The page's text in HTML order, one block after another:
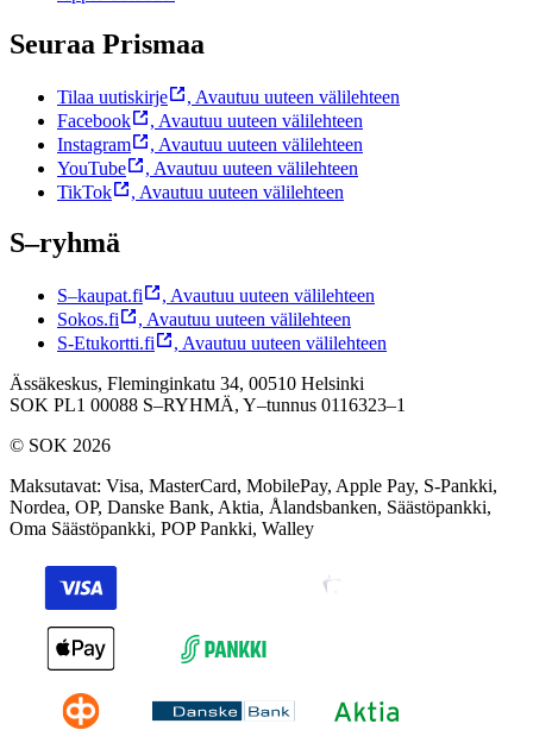
Seuraa Prismaa
Tilaa uutiskirje , Avautuu uuteen välilehteen
Facebook
, Avautuu uuteen välilehteen
Instagram
, Avautuu uuteen välilehteen
YouTube
, Avautuu uuteen välilehteen
TikTok
, Avautuu uuteen välilehteen
S–ryhmä
S–kaupat.fi , Avautuu uuteen välilehteen
Sokos.fi
, Avautuu uuteen välilehteen
S-Etukortti.fi
, Avautuu uuteen välilehteen
Ässäkeskus, Fleminginkatu 34, 00510 Helsinki
SOK PL1 00088 S–RYHMÄ, Y–tunnus 0116323–1
© SOK 2026
Maksutavat: Visa, MasterCard, MobilePay, Apple Pay, S-Pankki,
Nordea, OP, Danske Bank, Aktia, Ålandsbanken, Säästöpankki,
Oma Säästöpankki, POP Pankki, Walley